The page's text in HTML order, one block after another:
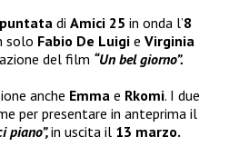
puntata di Amici 25 in onda l’8
solo Fabio De Luigi e Virginia
del film “Un bel giorno”.
anche Emma e Rkomi. I due
per presentare in anteprima il
piano”,in uscita il 13 marzo.